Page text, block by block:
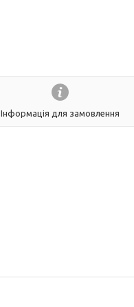
Інформація для замовлення